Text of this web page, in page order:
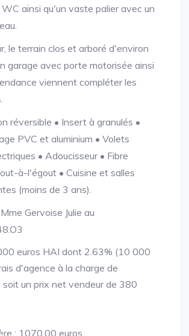
ainsi qu'un vaste palier avec un
le terrain clos et arboré d'environ
garage avec porte motorisée ainsi
viennent compléter les
réversible • Insert à granulés •
PVC et aluminium • Volets
• Adoucisseur • Fibre
à-l'égout • Cuisine et salles
(moins de 3 ans).
Gervoise Julie au
euros HAI dont 2.63% (10 000
d'agence à la charge de
soit un prix net vendeur de 380
: 1070.00 euros